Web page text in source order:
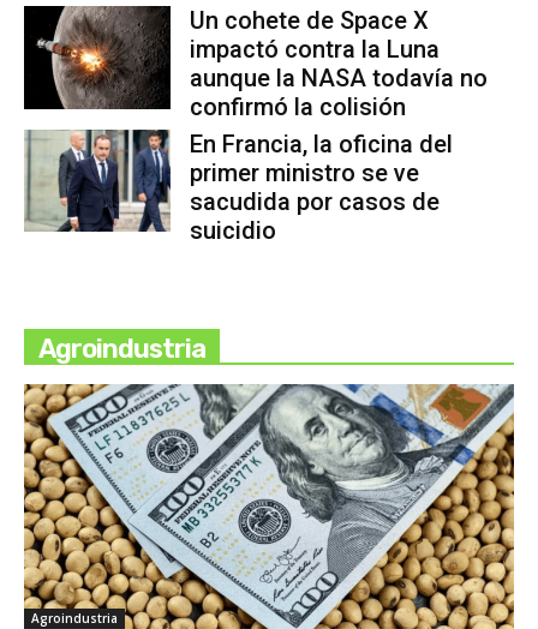
Un cohete de Space X
impactó contra la Luna
aunque la NASA todavía no
confirmó la colisión
En Francia, la oficina del
primer ministro se ve
sacudida por casos de
suicidio
Agroindustria
Agroindustria